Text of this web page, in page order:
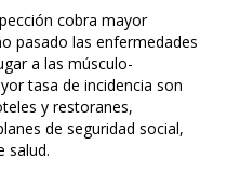
cobra mayor
pasado las enfermedades
a las músculo-
tasa de incidencia son
y restoranes,
de seguridad social,
salud.